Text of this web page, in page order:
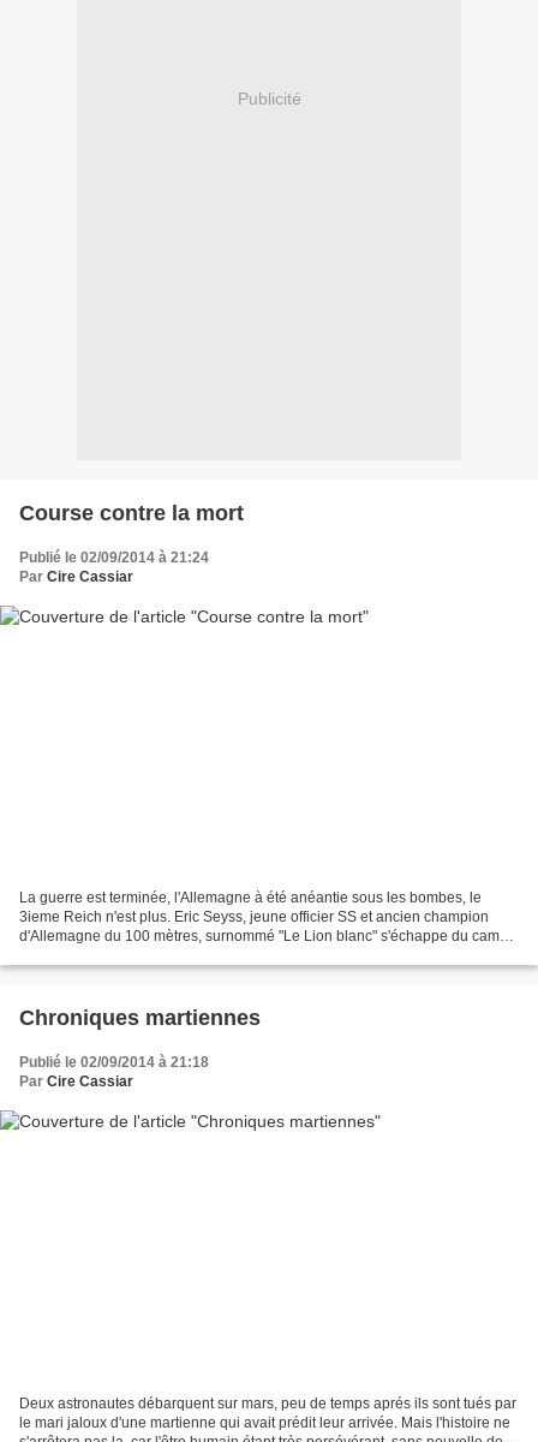
Publicité
Course contre la mort
Publié le 02/09/2014 à 21:24
Par Cire Cassiar
La guerre est terminée, l'Allemagne à été anéantie sous les bombes, le
3ieme Reich n'est plus. Eric Seyss, jeune officier SS et ancien champion
d'Allemagne du 100 mètres, surnommé "Le Lion blanc" s'échappe du camp
Chroniques martiennes
Publié le 02/09/2014 à 21:18
Par Cire Cassiar
Deux astronautes débarquent sur mars, peu de temps aprés ils sont tués par
le mari jaloux d'une martienne qui avait prédit leur arrivée. Mais l'histoire ne